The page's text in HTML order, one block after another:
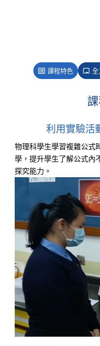
課程特色 全
利用實驗活
物理科學生學習複雜公式
學，提升學生了解公式內
探究能力。